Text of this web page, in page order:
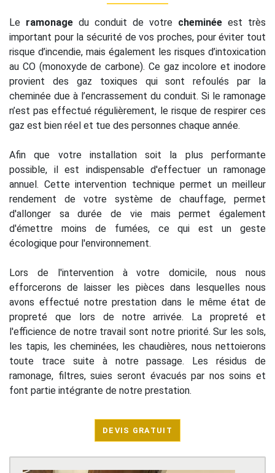
Le ramonage du conduit de votre cheminée est très
important pour la sécurité de vos proches, pour éviter tout
risque d’incendie, mais également les risques d’intoxication
au CO (monoxyde de carbone). Ce gaz incolore et inodore
provient des gaz toxiques qui sont refoulés par la
cheminée due à l’encrassement du conduit. Si le ramonage
n’est pas effectué régulièrement, le risque de respirer ces
gaz est bien réel et tue des personnes chaque année.
Afin que votre installation soit la plus performante
possible, il est indispensable d'effectuer un ramonage
annuel. Cette intervention technique permet un meilleur
rendement de votre système de chauffage, permet
d'allonger sa durée de vie mais permet également
d'émettre moins de fumées, ce qui est un geste
écologique pour l'environnement.
Lors de l'intervention à votre domicile, nous nous
efforcerons de laisser les pièces dans lesquelles nous
avons effectué notre prestation dans le même état de
propreté que lors de notre arrivée. La propreté et
l'efficience de notre travail sont notre priorité. Sur les sols,
les tapis, les cheminées, les chaudières, nous nettoierons
toute trace suite à notre passage. Les résidus de
ramonage, filtres, suies seront évacués par nos soins et
font partie intégrante de notre prestation.
DEVIS GRATUIT